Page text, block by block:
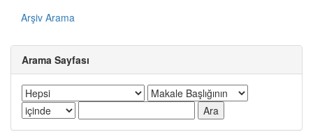
Arşiv Arama
Arama Sayfası